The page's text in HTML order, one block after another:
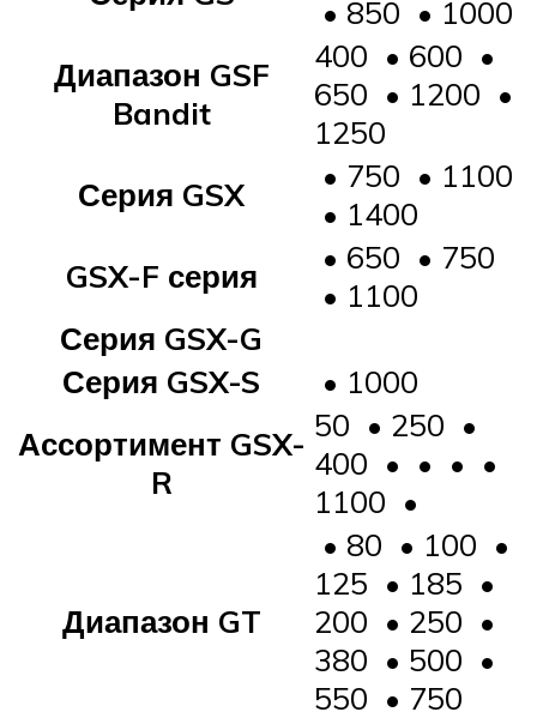
• 850 • 1000
Диапазон GSF
Bandit
400 • 600 •
650 • 1200 •
1250
Серия GSX
• 750 • 1100
• 1400
GSX-F серия
• 650 • 750
• 1100
Серия GSX-G
Серия GSX-S
• 1000
Ассортимент GSX-
R
50 • 250 •
400 • • • •
1100 •
Диапазон GT
• 80 • 100 •
125 • 185 •
200 • 250 •
380 • 500 •
550 • 750